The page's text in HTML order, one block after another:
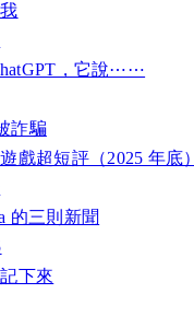
，它說⋯⋯
詐騙
戲超短評（2025 年底）
的三則新聞
下來